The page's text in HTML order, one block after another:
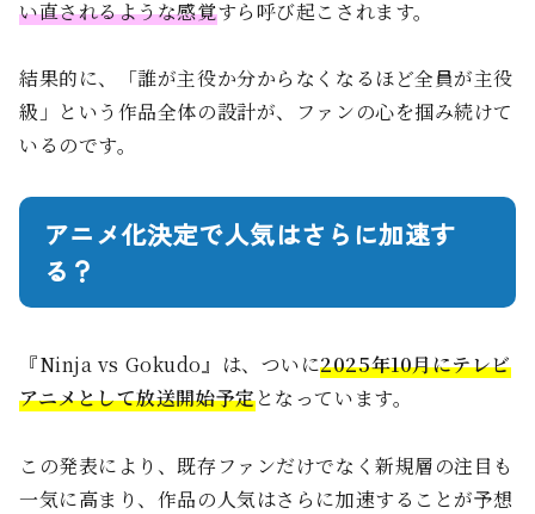
い直されるような感覚すら呼び起こされます。
結果的に、「誰が主役か分からなくなるほど全員が主役
級」という作品全体の設計が、ファンの心を掴み続けて
いるのです。
アニメ化決定で人気はさらに加速す
る？
『Ninja vs Gokudo』は、ついに2025年10月にテレビ
アニメとして放送開始予定となっています。
この発表により、既存ファンだけでなく新規層の注目も
一気に高まり、作品の人気はさらに加速することが予想